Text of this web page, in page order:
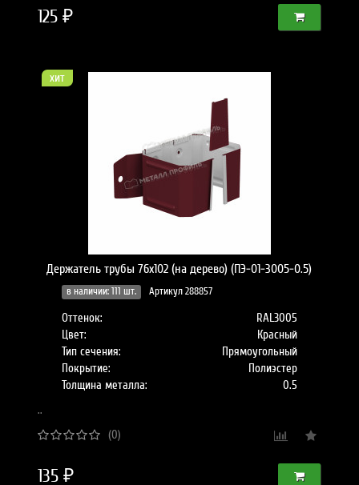
125 ₽
хит
Держатель трубы 76х102 (на дерево) (ПЭ-01-3005-0.5)
в наличии: 111 шт. Артикул 288857
Оттенок:
RAL3005
Цвет:
Красный
Тип сечения:
Прямоугольный
Покрытие:
Полиэстер
Толщина металла:
0.5
..
(0)
135 ₽